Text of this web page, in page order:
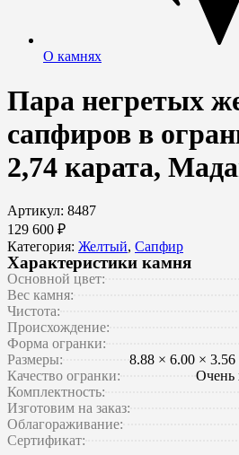
О камнях
Пара негретых
сапфиров в
2,74 карата,
Артикул: 8487
129 600 ₽
Категория: Желтый, Сапфир
Характеристики камня
Основной цвет:
Вес камня:
Чистота:
Происхождение:
Форма огранки:
Размеры:
8.88 × 6.00 ×
Качество огранки:
Очень
Комплектность:
Изготовим на заказ:
Облагораживание:
Сертификат: